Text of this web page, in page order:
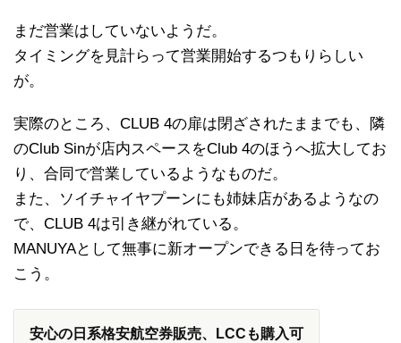
まだ営業はしていないようだ。
タイミングを見計らって営業開始するつもりらしい
が。
実際のところ、CLUB 4の扉は閉ざされたままでも、隣
のClub Sinが店内スペースをClub 4のほうへ拡大してお
り、合同で営業しているようなものだ。
また、ソイチャイヤプーンにも姉妹店があるようなの
で、CLUB 4は引き継がれている。
MANUYAとして無事に新オープンできる日を待ってお
こう。
安心の日系格安航空券販売、LCCも購入可